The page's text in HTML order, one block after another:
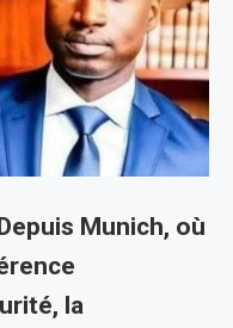
Munich, où
la